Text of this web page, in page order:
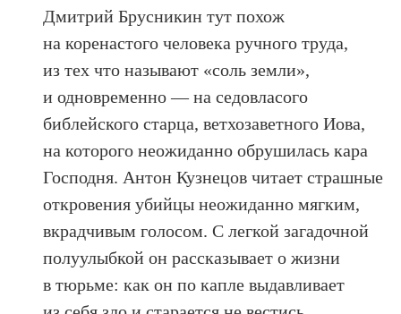
Дмитрий Брусникин тут похож
на коренастого человека ручного труда,
из тех что называют «соль земли»,
и одновременно — на седовласого
библейского старца, ветхозаветного Иова,
на которого неожиданно обрушилась кара
Господня. Антон Кузнецов читает страшные
откровения убийцы неожиданно мягким,
вкрадчивым голосом. С легкой загадочной
полуулыбкой он рассказывает о жизни
в тюрьме: как он по капле выдавливает